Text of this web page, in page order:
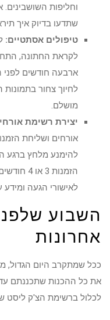
וחליפות השושבינים.
שתדעו בדיוק איך
טיפולים אסתטיים:
לקראת החתונה,
ארבעה חודשים לפני
לחיוך צחור בתמונות
מושלם.
יצירת רשימת
אורחים ושליחת
להימנע מלחץ ברגע
הזמנות 3 או
לאישורי הגעה ומידע
השבוע
אחרונות
ככל שמתקרב היום הגדול,
את כל ההכנות שתכננתם עד
לכלול ברשימת הצ'ק ליסט